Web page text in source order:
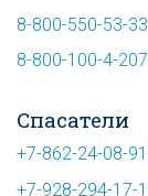
8-800-550-53-33
8-800-100-4-207
Спасатели
+7-862-24-08-
+7-928-294-17-